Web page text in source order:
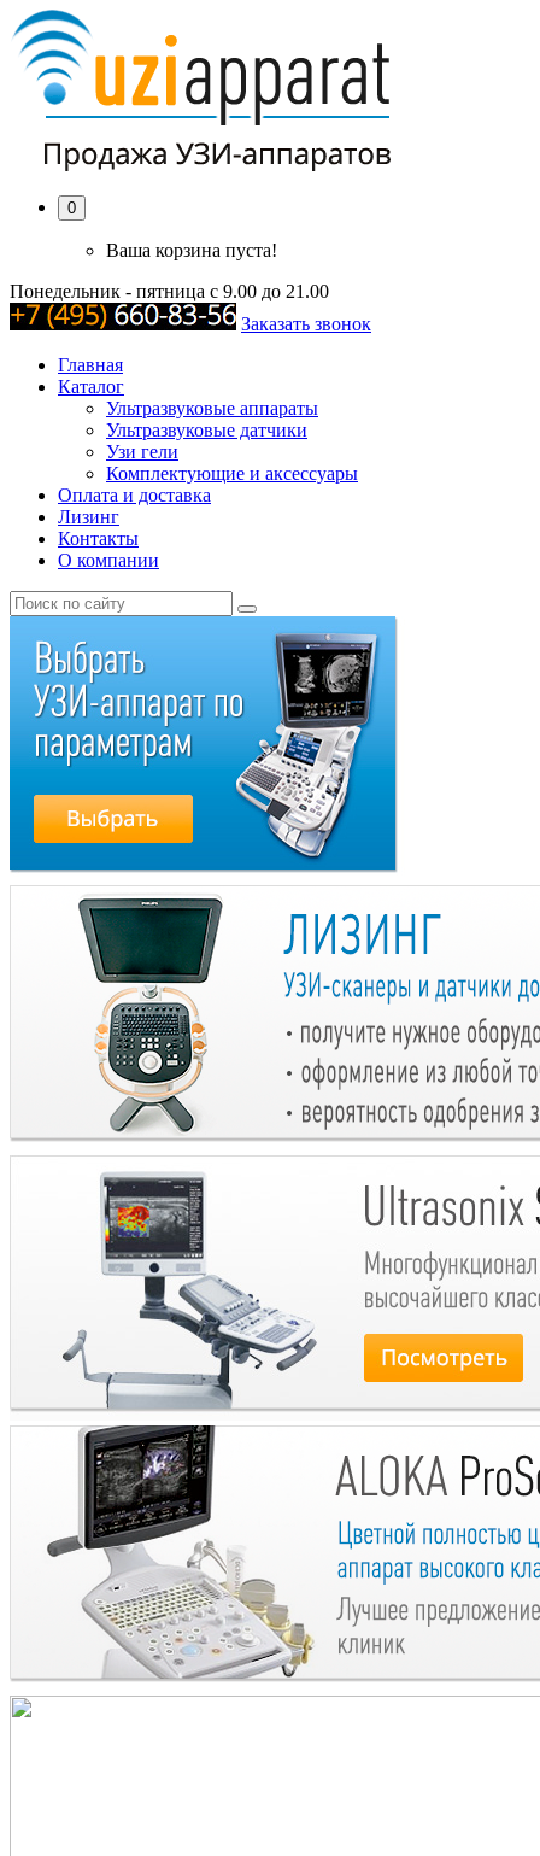
0
Ваша корзина пуста!
Понедельник - пятница с 9.00 до 21.00
Заказать звонок
Главная
Каталог
Ультразвуковые аппараты
Ультразвуковые датчики
Узи гели
Комплектующие и аксессуары
Оплата и доставка
Лизинг
Контакты
О компании